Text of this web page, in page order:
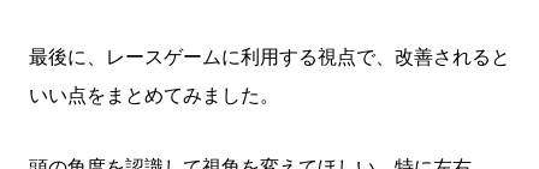
最後に、レースゲームに利用する視点で、改善されると
いい点をまとめてみました。